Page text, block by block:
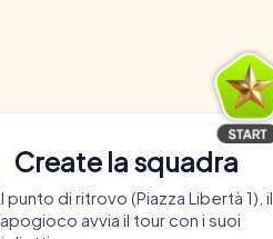
Create la squadra
punto di ritrovo (Piazza Libertà 1), il
avvia il tour con i suoi